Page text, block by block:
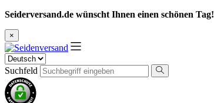
Seiderversand.de wünscht Ihnen einen schönen Tag!
×
Suchfeld